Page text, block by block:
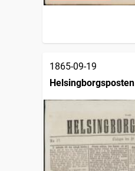
1865-09-19
Helsingborgsposten